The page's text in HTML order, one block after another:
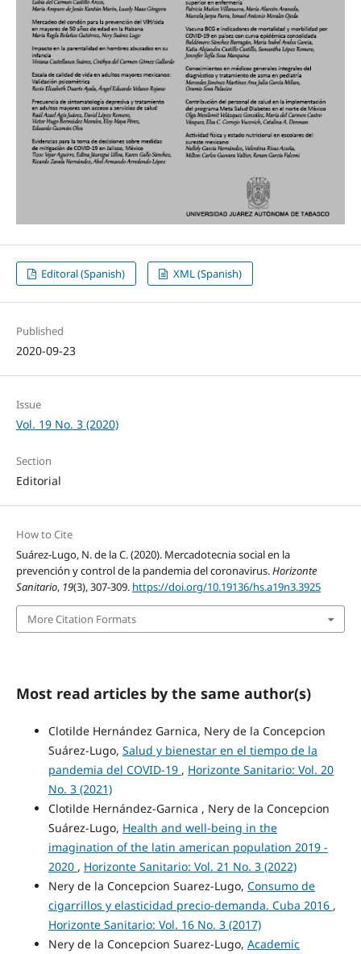
Editoral (Spanish) XML (Spanish)
Published
2020-09-23
Issue
Vol. 19 No. 3 (2020)
Section
Editorial
How to Cite
Suárez-Lugo, N. de la C. (2020). Mercadotecnia social en la
prevención y control de la pandemia del coronavirus.Horizonte
Sanitario, 19(3), 307-309. https://doi.org/10.19136/hs.a19n3.3925
More Citation Formats
Most read articles by the same author(s)
Clotilde Hernández Garnica, Nery de la Concepcion
Suárez-Lugo, Salud y bienestar en el tiempo de la
pandemia del COVID-19 , Horizonte Sanitario: Vol. 20
No. 3 (2021)
Clotilde Hernández-Garnica , Nery de la Concepcion
Suárez-Lugo, Health and well-being in the
imagination of the latin american population 2019 -
2020 , Horizonte Sanitario: Vol. 21 No. 3 (2022)
Nery de la Concepcion Suarez-Lugo, Consumo de
cigarrillos y elasticidad precio-demanda. Cuba 2016 ,
Horizonte Sanitario: Vol. 16 No. 3 (2017)
Nery de la Concepcion Suarez-Lugo, Academic